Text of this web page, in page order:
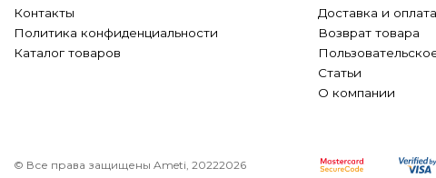
Контакты
Политика конфиденциальности
Каталог товаров
Доставка и оплата
Возврат товара
Статьи
О компании
© Все права защищены Ameti, 20222026